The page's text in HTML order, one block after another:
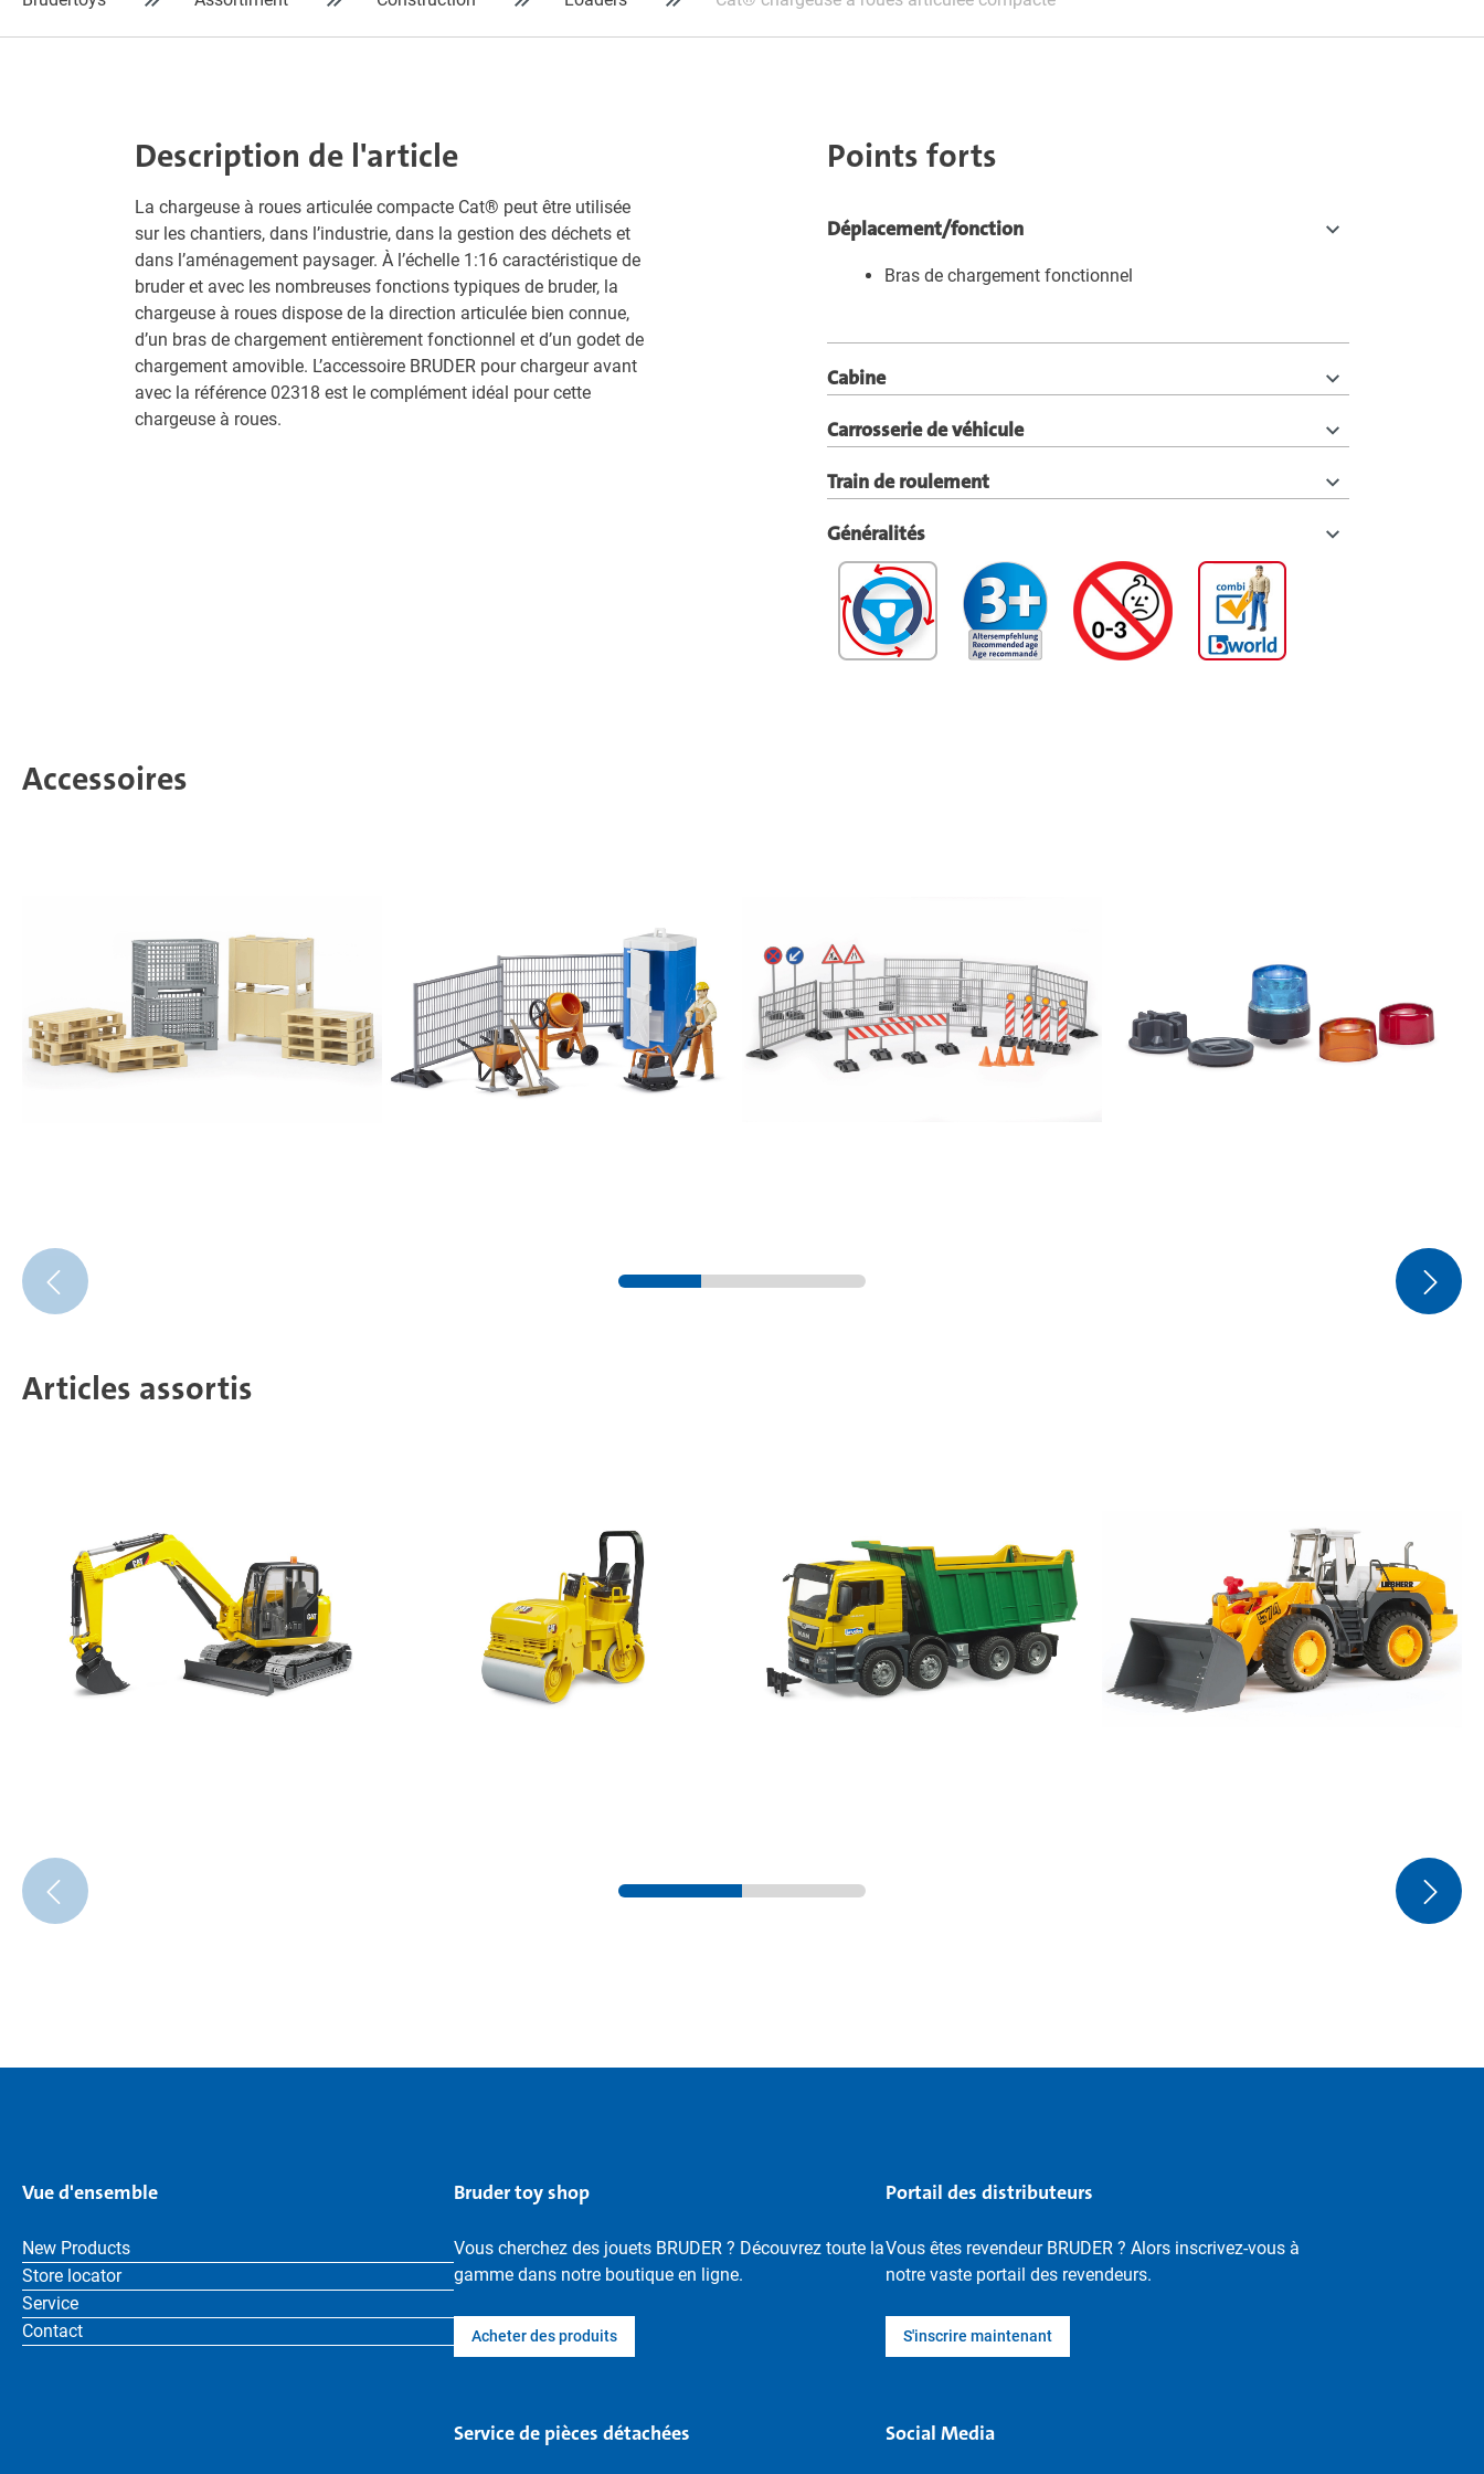
Description de l'article
La chargeuse à roues articulée compacte Cat® peut être utilisée
sur les chantiers, dans l’industrie, dans la gestion des déchets et
dans l’aménagement paysager. À l’échelle 1:16 caractéristique de
bruder et avec les nombreuses fonctions typiques de bruder, la
chargeuse à roues dispose de la direction articulée bien connue,
d’un bras de chargement entièrement fonctionnel et d’un godet de
chargement amovible. L’accessoire BRUDER pour chargeur avant
avec la référence 02318 est le complément idéal pour cette
chargeuse à roues.
Points forts
Déplacement/fonction
Bras de chargement fonctionnel
Cabine
Carrosserie de véhicule
Train de roulement
Généralités
Accessoires
Articles assortis
Vue d'ensemble
New Products
Store locator
Service
Contact
Bruder toy shop
Vous cherchez des jouets BRUDER ? Découvrez toute la
gamme dans notre boutique en ligne.
Acheter des produits
Service de pièces détachées
Portail des distributeurs
Vous êtes revendeur BRUDER ? Alors inscrivez-vous à
notre vaste portail des revendeurs.
S'inscrire maintenant
Social Media